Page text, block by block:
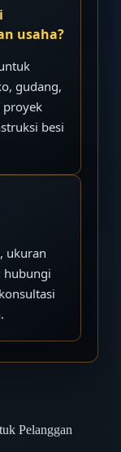
usaha?
gudang,
proyek
besi
ukuran
hubungi
Pelanggan